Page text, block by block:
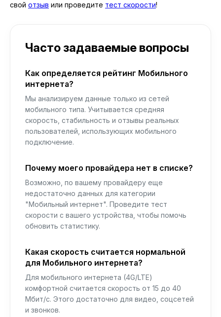
свой отзыв или проведите тест скорости!
Часто задаваемые вопросы
Как определяется рейтинг Мобильного
интернета?
Мы анализируем данные только из сетей
мобильного типа. Учитывается средняя
скорость, стабильность и отзывы реальных
пользователей, использующих мобильного
подключение.
Почему моего провайдера нет в списке?
Возможно, по вашему провайдеру еще
недостаточно данных для категории
"Мобильный интернет". Проведите тест
скорости с вашего устройства, чтобы помочь
обновить статистику.
Какая скорость считается нормальной
для Мобильного интернета?
Для мобильного интернета (4G/LTE)
комфортной считается скорость от 15 до 40
Мбит/с. Этого достаточно для видео, соцсетей
и звонков.